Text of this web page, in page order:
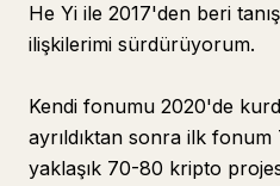
He Yi ile 2017'den beri
ilişkilerimi sürdürüyorum.
Kendi fonumu 2020'de
ayrıldıktan sonra ilk
yaklaşık 70-80 kripto